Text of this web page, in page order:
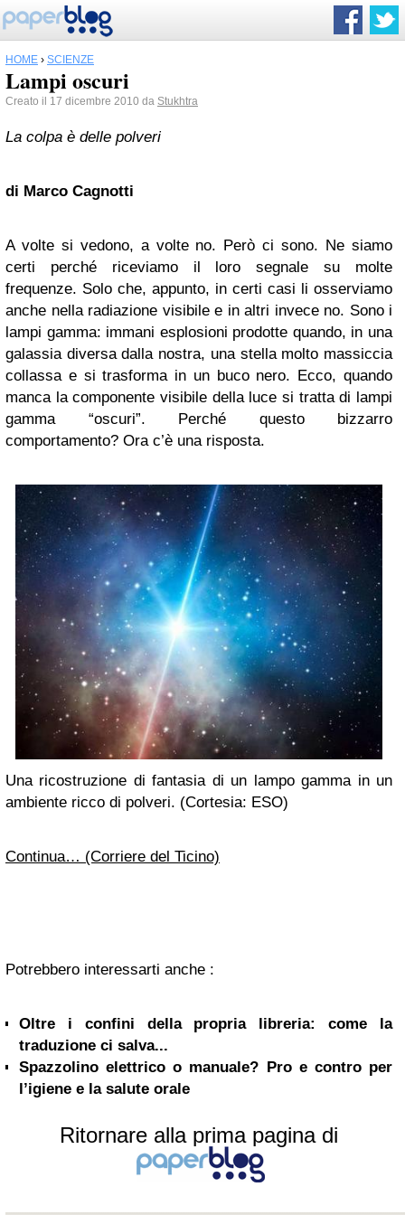
HOME › SCIENZE
Lampi oscuri
Creato il 17 dicembre 2010 da Stukhtra
La colpa è delle polveri
di Marco Cagnotti
A volte si vedono, a volte no. Però ci sono. Ne siamo
certi perché riceviamo il loro segnale su molte
frequenze. Solo che, appunto, in certi casi li osserviamo
anche nella radiazione visibile e in altri invece no. Sono i
lampi gamma: immani esplosioni prodotte quando, in una
galassia diversa dalla nostra, una stella molto massiccia
collassa e si trasforma in un buco nero. Ecco, quando
manca la componente visibile della luce si tratta di lampi
gamma “oscuri”. Perché questo bizzarro
comportamento? Ora c’è una risposta.
Una ricostruzione di fantasia di un lampo gamma in un
ambiente ricco di polveri. (Cortesia: ESO)
Continua… (Corriere del Ticino)
Potrebbero interessarti anche :
Oltre i confini della propria libreria: come la
traduzione ci salva...
Spazzolino elettrico o manuale? Pro e contro per
l’igiene e la salute orale
Ritornare alla prima pagina di